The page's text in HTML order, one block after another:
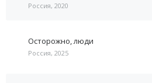
Россия, 2020
Осторожно, люди
Россия, 2025